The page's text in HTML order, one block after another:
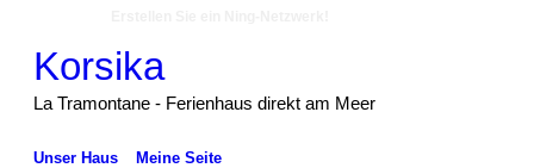
Korsika
La Tramontane - Ferienhaus direkt am Meer
Unser Haus Meine Seite